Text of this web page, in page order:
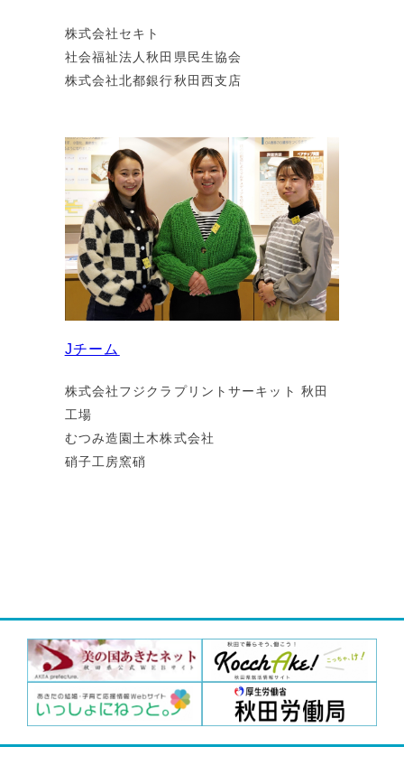
株式会社セキト
社会福祉法人秋田県民生協会
株式会社北都銀行秋田西支店
Jチーム
株式会社フジクラプリントサーキット 秋田
工場
むつみ造園土木株式会社
硝子工房窯硝